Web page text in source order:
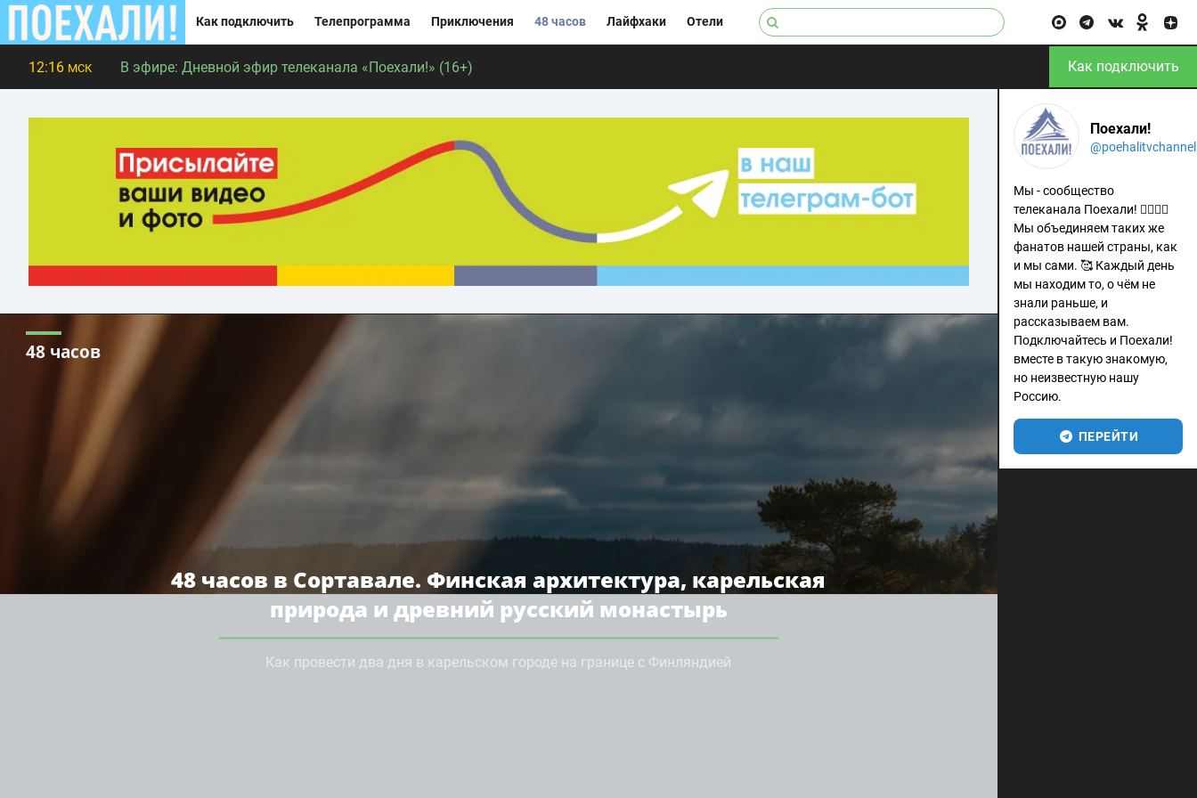
Как подключить Телепрограмма Приключения 48 часов Лайфхаки Отели
12:16 МСК В эфире: Дневной эфир телеканала «Поехали!» (16+) Как подключить
48 часов
48 часов в Сортавале. Финская архитектура, карельская
природа и древний русский монастырь
Как провести два дня в карельском городе на границе с Финляндией
Поехали!
@poehalitvchannel
Мы - сообщество
телеканала Поехали! 🙋‍♂️🙋‍♀️
Мы объединяем таких же
фанатов нашей страны, как
и мы сами. 🥰 Каждый день
мы находим то, о чём не
знали раньше, и
рассказываем вам.
Подключайтесь и Поехали!
вместе в такую знакомую,
но неизвестную нашу
Россию.
ПЕРЕЙТИ